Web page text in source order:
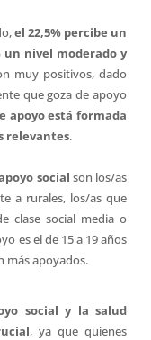
el 22,5% percibe un
un nivel moderado y
muy positivos, dado
que goza de apoyo
apoyo está formada
relevantes.
social son los/as
a rurales, los/as que
clase social media o
es el de 15 a 19 años
más apoyados.
social y la salud
, ya que quienes